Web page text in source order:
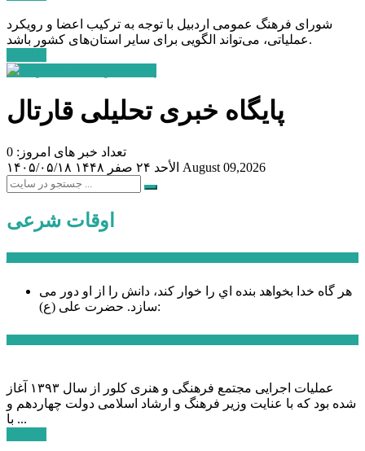
شورای فرهنگ عمومی اردبیل با توجه به ترکیب اعضا و رویکرد
عملیاتی، می‌تواند الگویی برای سایر استان‌های کشور باشد.
پایگاه خبری تحلیلی قارتال
تعداد خبر های امروز: 0
۱۴۰۵/۰۵/۱۸
الأحد ۲۴ صفر ۱۴۴۸ August 09,2026
اوقات شرعی
هر گاه خدا بخواهد بنده اي را خوار كند، دانش را از او دور می
سازد.حضرت علی (ع):
عملیات اجرایی مجتمع فرهنگی و هنری کلور از سال ۱۳۹۳ آغاز
شده بود که با عنایت وزیر فرهنگ و ارشاد اسلامی دولت چهاردهم و
با ...